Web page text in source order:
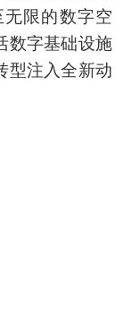
限的数字空
数字基础设施
型注入全新动